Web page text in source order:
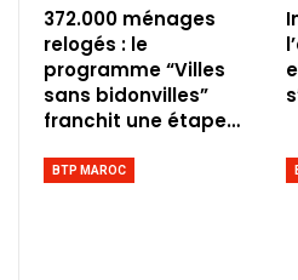
372.000 ménages
relogés : le
programme “Villes
sans bidonvilles”
franchit une étape…
BTP MAROC